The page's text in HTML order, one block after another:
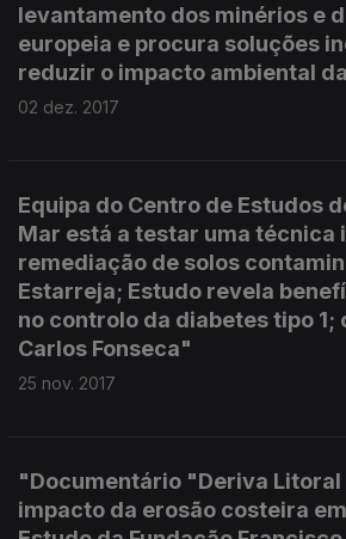
levantamento dos minérios e
europeia e procura soluções
reduzir o impacto ambiental
02 dez. 2017
Equipa do Centro de Estudos
Mar está a testar uma técnica
remediação de solos
Estarreja; Estudo revela
no controlo da diabetes tipo 1;
Carlos Fonseca"
25 nov. 2017
"Documentário "Deriva Litoral
impacto da erosão costeira